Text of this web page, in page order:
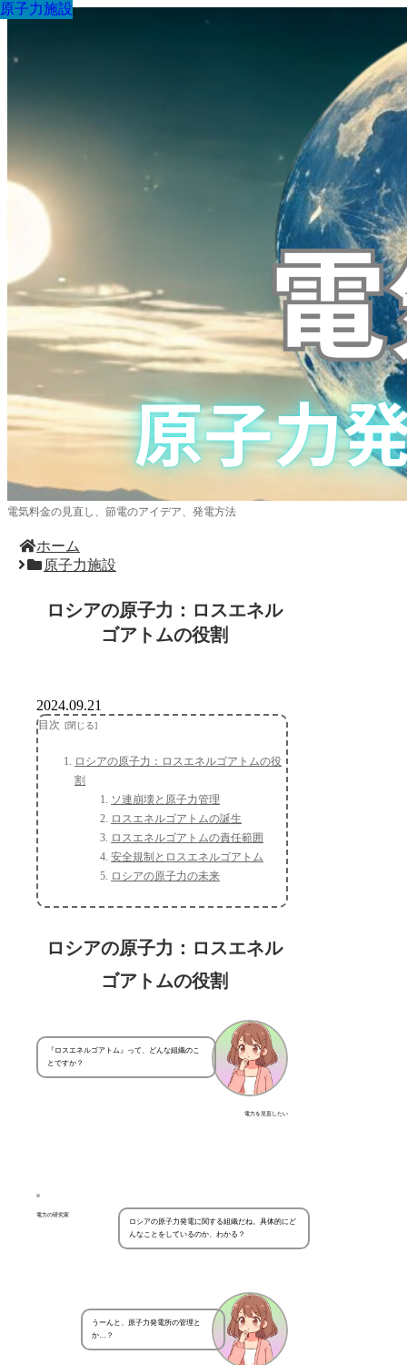
電気料金の見直し、節電のアイデア、発電方法
ホーム
原子力施設
ロシアの原子力：ロスエネル
ゴアトムの役割
原子力施設
2024.09.21
目次
ロシアの原子力：ロスエネルゴアトムの役
割
ソ連崩壊と原子力管理
ロスエネルゴアトムの誕生
ロスエネルゴアトムの責任範囲
安全規制とロスエネルゴアトム
ロシアの原子力の未来
ロシアの原子力：ロスエネル
ゴアトムの役割
電力を見直したい
『ロスエネルゴアトム』って、どんな組織のこ
とですか？
電力の研究家
ロシアの原子力発電に関する組織だね。具体的にど
んなことをしているのか、わかる？
うーんと、原子力発電所の管理と
か…？
原子力施設
原子力施設
原子力施設
原子力施設
原子力施設
原子力施設
原子力施設
原子力施設